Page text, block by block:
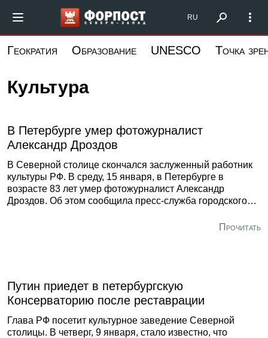
основному
Форпост Северо-Запад
RU
Геократия Образование UNESCO Точка
Культура
В Петербурге умер фотожурналист
Александр Дроздов
В Северной столице скончался заслуженный работник
культуры РФ. В среду, 15 января, в Петербурге в
возрасте 83 лет умер фотожурналист Александр
Дроздов. Об этом сообщила пресс-служба городского
выдающийся петербургский мастер фотографии,Прочитать
Путин приедет в петербургскую
Консерваторию после реставрации
Глава РФ посетит культурное заведение Северной
столицы. В четверг, 9 января, стало известно, что